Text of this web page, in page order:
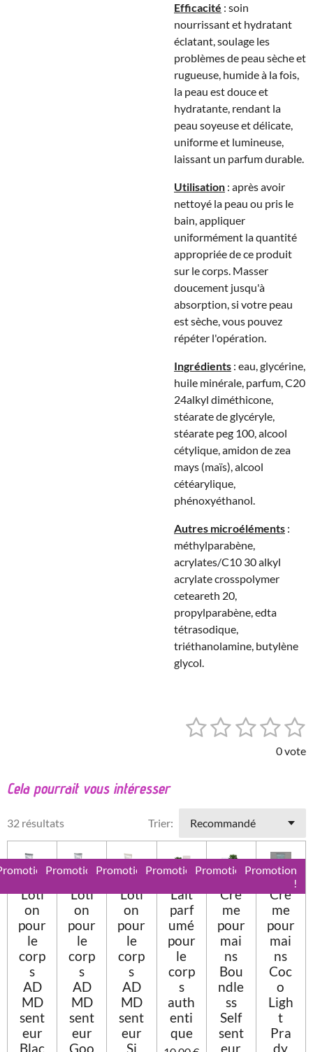
Efficacité : soin
nourrissant et hydratant
éclatant, soulage les
problèmes de peau sèche et
rugueuse, humide à la fois,
la peau est douce et
hydratante, rendant la
peau soyeuse et délicate,
uniforme et lumineuse,
laissant un parfum durable.
Utilisation : après avoir
nettoyé la peau ou pris le
bain, appliquer
uniformément la quantité
appropriée de ce produit
sur le corps. Masser
doucement jusqu'à
absorption, si votre peau
est sèche, vous pouvez
répéter l'opération.
Ingrédients : eau, glycérine,
huile minérale, parfum, C20
24alkyl diméthicone,
stéarate de glycéryle,
stéarate peg 100, alcool
cétylique, amidon de zea
mays (maïs), alcool
cétéarylique,
phénoxyéthanol.
Autres microéléments :
méthylparabène,
acrylates/C10 30 alkyl
acrylate crosspolymer
ceteareth 20,
propylparabène, edta
tétrasodique,
triéthanolamine, butylène
glycol.
u
t
i
o
n
:
1
l
e
2
i
l
e
s
3
i
l
e
s
4
l
e
s
5
é
i
l
e
s
v
é
0 vote
Cela pourrait vous intéresser
32 résultats Trier:
Loti
on
pour
le
corp
s
AD
MD
sent
eur
Blac
Promotion
Loti
on
pour
le
corp
s
AD
MD
sent
eur
Goo
Promotion
Loti
on
pour
le
corp
s
AD
MD
sent
eur
Si
Promotion
Lait
parf
umé
pour
le
corp
s
auth
enti
que
Promotion
Crè
me
pour
mai
ns
Bou
ndle
ss
Self
sent
eur
Promotion
!
Crè
me
pour
mai
ns
Coc
o
Ligh
t
Pra
dy